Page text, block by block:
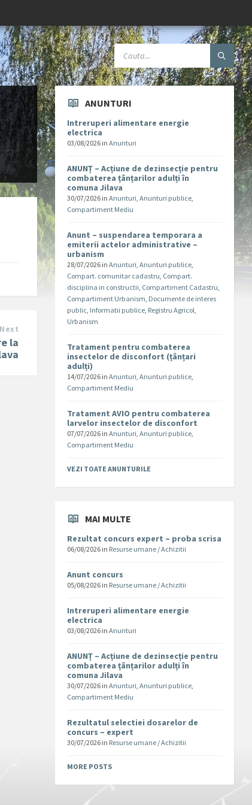
Next
la
ANUNTURI
Intreruperi alimentare energie
electrica
03/08/2026 inAnunturi
ANUNȚ – Acțiune de dezinsecție pentru
combaterea țânțarilor adulți în
comuna Jilava
30/07/2026 inAnunturi,Anunturi publice,
Compartiment Mediu
Anunt – suspendarea temporara a
emiterii actelor administrative –
urbanism
28/07/2026 inAnunturi,Anunturi publice,
Compart. comunitar cadastru, Compart.
disciplina in constructii, Compartiment Cadastru,
Compartiment Urbanism, Documente de interes
public, Informatii publice, Registru Agricol,
Urbanism
Tratament pentru combaterea
insectelor de disconfort (țânțari
adulți)
14/07/2026 inAnunturi,Anunturi publice,
Compartiment Mediu
Tratament AVIO pentru combaterea
larvelor insectelor de disconfort
07/07/2026 inAnunturi,Anunturi publice,
Compartiment Mediu
VEZI TOATE ANUNTURILE
MAI MULTE
Rezultat concurs expert – proba scrisa
06/08/2026 in Resurse umane / Achizitii
Anunt concurs
05/08/2026 in Resurse umane / Achizitii
Intreruperi alimentare energie
electrica
03/08/2026 inAnunturi
ANUNȚ – Acțiune de dezinsecție pentru
combaterea țânțarilor adulți în
comuna Jilava
30/07/2026 inAnunturi,Anunturi publice,
Compartiment Mediu
Rezultatul selectiei dosarelor de
concurs – expert
30/07/2026 in Resurse umane / Achizitii
MORE POSTS